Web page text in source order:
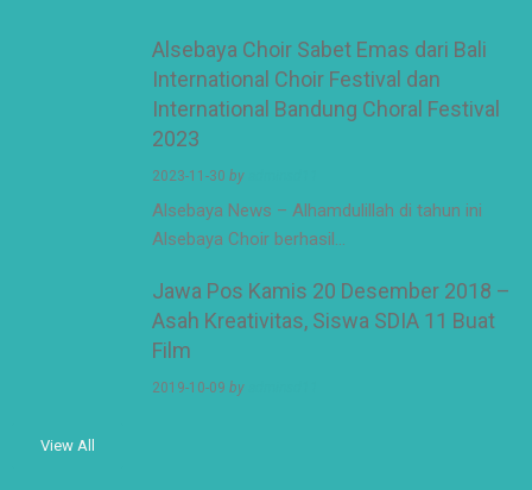
Alsebaya Choir Sabet Emas dari Bali
International Choir Festival dan
International Bandung Choral Festival
2023
2023-11-30 by
Alsebaya News – Alhamdulillah di tahun ini
Alsebaya Choir berhasil…
Jawa Pos Kamis 20 Desember 2018 –
Asah Kreativitas, Siswa SDIA 11 Buat
Film
2019-10-09 by
View All